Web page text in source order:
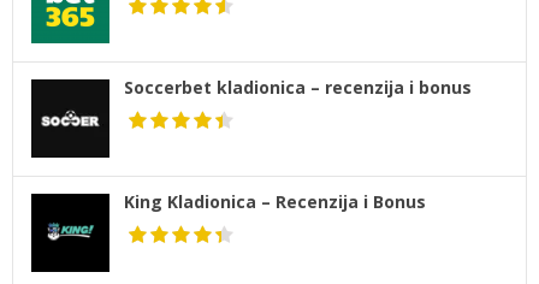
Soccerbet kladionica – recenzija i bonus
King Kladionica – Recenzija i Bonus